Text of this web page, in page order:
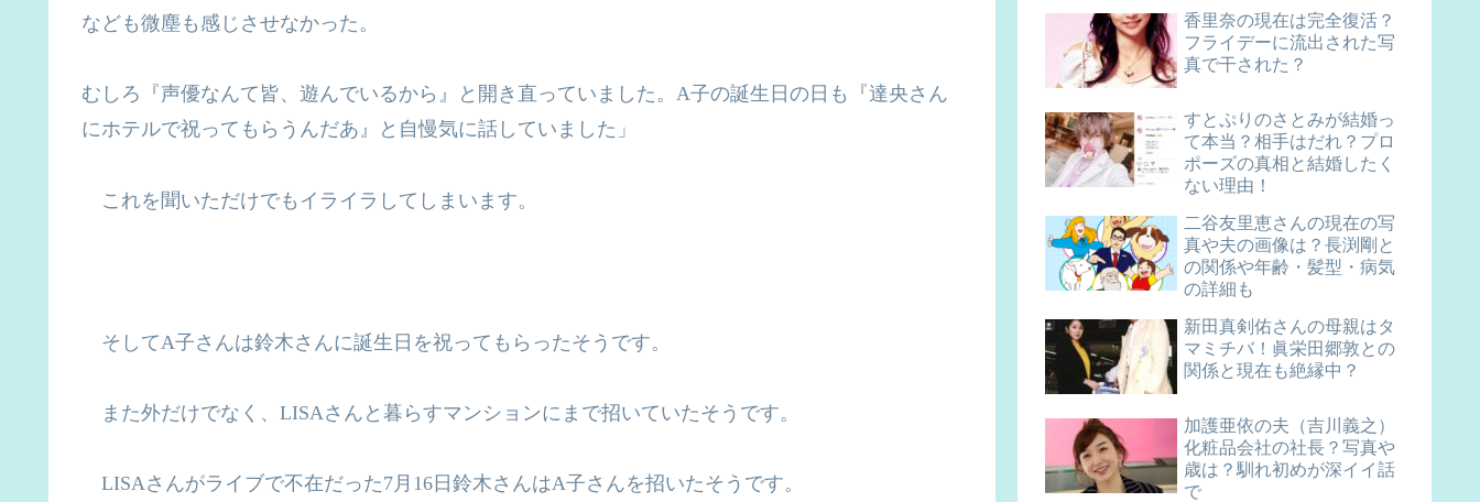
なども微塵も感じさせなかった。
むしろ『声優なんて皆、遊んでいるから』と開き直っていました。 A子の誕生日の日も『達央さん
にホテルで祝ってもらうんだあ』と自慢気に話していました」
これを聞いただけでもイライラしてしまいます。
そしてA子さんは鈴木さんに誕生日を祝ってもらったそうです。
また外だけでなく、 LISA さんと暮らすマンションにまで招いていたそうです。
LISAさんがライブで不在だった7月 16 日鈴木さんはA子さんを招いたそうです。
香里奈の現在は完全復活？
フライデーに流出された写
真で干された？
すとぷりのさとみが結婚っ
て本当？相手はだれ？プロ
ポーズの真相と結婚したく
ない理由！
二谷友里恵さんの現在の写
真や夫の画像は？長渕剛と
の関係や年齢・髪型・病気
の詳細も
新田真剣佑さんの母親はタ
マミチバ！眞栄田郷敦との
関係と現在も絶縁中？
加護亜依の夫（吉川義之）
化粧品会社の社長？写真や
歳は？馴れ初めが深イイ話
で